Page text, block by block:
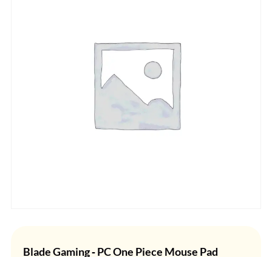
Blade Gaming ‐ PC One Piece Mouse Pad